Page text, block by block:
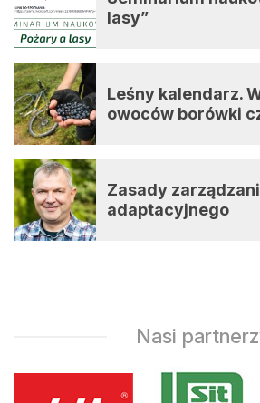
lasy”
Leśny kalendarz.
owoców borówki
Zasady
adaptacyjnego
Nasi